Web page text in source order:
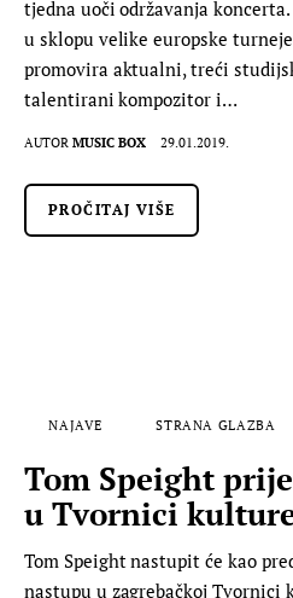
tjedna uoči održavanja
u sklopu velike europske
promovira aktualni, treći
talentirani kompozitor i…
AUTOR MUSIC BOX 29.01.2019.
PROČITAJ VIŠE
NAJAVE STRANA GLAZBA
Tom Speight
u Tvornici
Tom Speight nastupit će kao
nastupu u zagrebačkoj Tvornici